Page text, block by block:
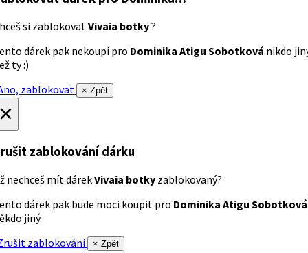
si zablokovatVivaia botky?
dárek pak nekoupí pro Dominika Atigu Sobotková nikdo
ty :)
zablokovat
× Zpět
zablokování dárku
nechceš mít dárekVivaia botky zablokovaný?
dárek pak bude moci koupit pro Dominika Atigu Sobotková
jiný.
zablokování
× Zpět